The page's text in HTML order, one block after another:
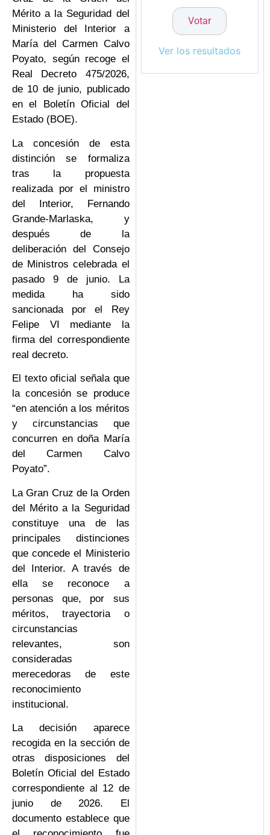
Mérito a la Seguridad del
Ministerio del Interior a
María del Carmen Calvo
Poyato, según recoge el
Real Decreto 475/2026,
de 10 de junio, publicado
en el Boletín Oficial del
Estado (BOE).
La concesión de esta
distinción se formaliza
tras la propuesta
realizada por el ministro
del Interior, Fernando
Grande-Marlaska, y
después de la
deliberación del Consejo
de Ministros celebrada el
pasado 9 de junio. La
medida ha sido
sancionada por el Rey
Felipe VI mediante la
firma del correspondiente
real decreto.
El texto oficial señala que
la concesión se produce
“en atención a los méritos
y circunstancias que
concurren en doña María
del Carmen Calvo
Poyato”.
La Gran Cruz de la Orden
del Mérito a la Seguridad
constituye una de las
principales distinciones
que concede el Ministerio
del Interior. A través de
ella se reconoce a
personas que, por sus
méritos, trayectoria o
circunstancias
relevantes, son
consideradas
merecedoras de este
reconocimiento
institucional.
La decisión aparece
recogida en la sección de
otras disposiciones del
Boletín Oficial del Estado
correspondiente al 12 de
junio de 2026. El
documento establece que
Ver los resultados